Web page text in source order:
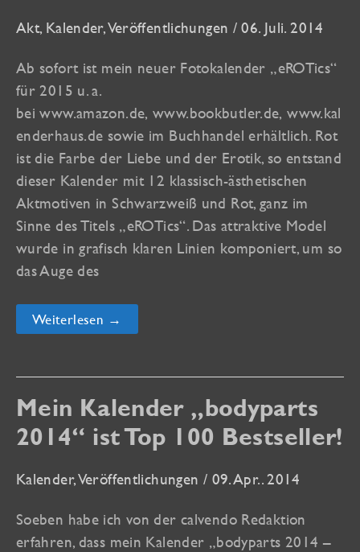
Akt, Kalender,Veröffentlichungen /06. Juli. 2014
Ab sofort ist mein neuer Fotokalender „eROTics“
für 2015 u. a.
bei www.amazon.de, www.bookbutler.de, www.kal
enderhaus.de sowie im Buchhandel erhältlich. Rot
ist die Farbe der Liebe und der Erotik, so entstand
dieser Kalender mit 12 klassisch-ästhetischen
Aktmotiven in Schwarzweiß und Rot, ganz im
Sinne des Titels „eROTics“. Das attraktive Model
wurde in grafisch klaren Linien komponiert, um so
das Auge des
eROTics
2015
im
und
bei
amazon
&
Weiterlesen →
Mein Kalender „bodyparts
2014“ ist Top 100 Bestseller!
Kalender,Veröffentlichungen / 09. Apr.. 2014
Soeben habe ich von der calvendo Redaktion
erfahren, dass mein Kalender „bodyparts 2014 –